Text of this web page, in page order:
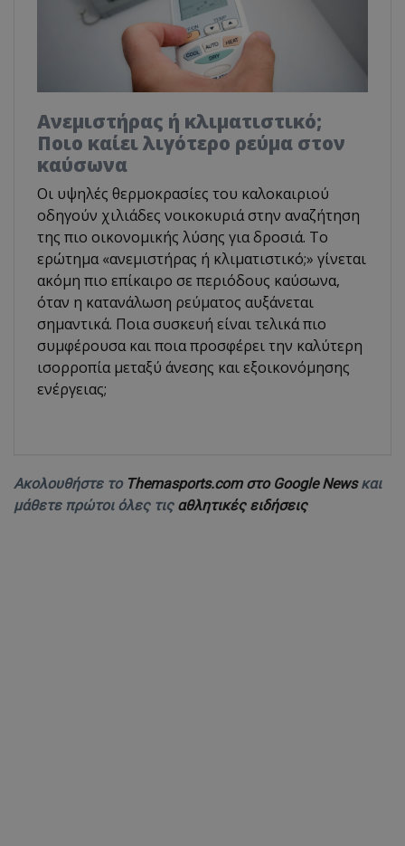
Ανεμιστήρας ή κλιματιστικό;
Ποιο καίει λιγότερο ρεύμα στον
καύσωνα
Οι υψηλές θερμοκρασίες του καλοκαιριού
οδηγούν χιλιάδες νοικοκυριά στην αναζήτηση
της πιο οικονομικής λύσης για δροσιά. Το
ερώτημα «ανεμιστήρας ή κλιματιστικό;» γίνεται
ακόμη πιο επίκαιρο σε περιόδους καύσωνα,
όταν η κατανάλωση ρεύματος αυξάνεται
σημαντικά. Ποια συσκευή είναι τελικά πιο
συμφέρουσα και ποια προσφέρει την καλύτερη
ισορροπία μεταξύ άνεσης και εξοικονόμησης
ενέργειας;
Ακολουθήστε το Themasports.com στο Google Newsκαι
μάθετε πρώτοι όλες τις αθλητικές ειδήσεις